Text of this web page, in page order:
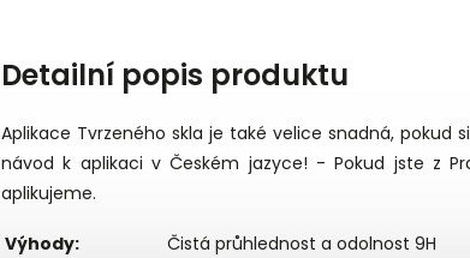
Detailní popis produktu
Aplikace Tvrzeného skla je také velice snadná,
návod k aplikaci v Českém jazyce! - Pokud jste z
aplikujeme.
Výhody:
Čistá průhlednost a odolnost 9H